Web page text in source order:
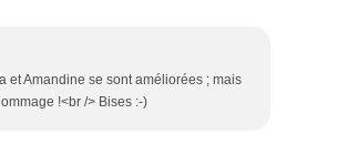
et Amandine se sont améliorées ; mais
!<br /> Bises :-)